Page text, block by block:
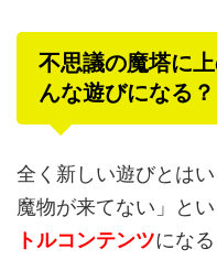
不思議の魔塔に
んな遊びになる？
全く新しい遊びとは
魔物が来てない」と
トルコンテンツになる